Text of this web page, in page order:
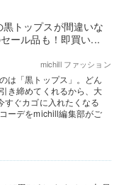
トップスが間違いな
ール品も！即買い...
michill ファッション
は「黒トップス」。どん
き締めてくれるから、大
すぐカゴに入れたくなる
ーデをmichill編集部がご